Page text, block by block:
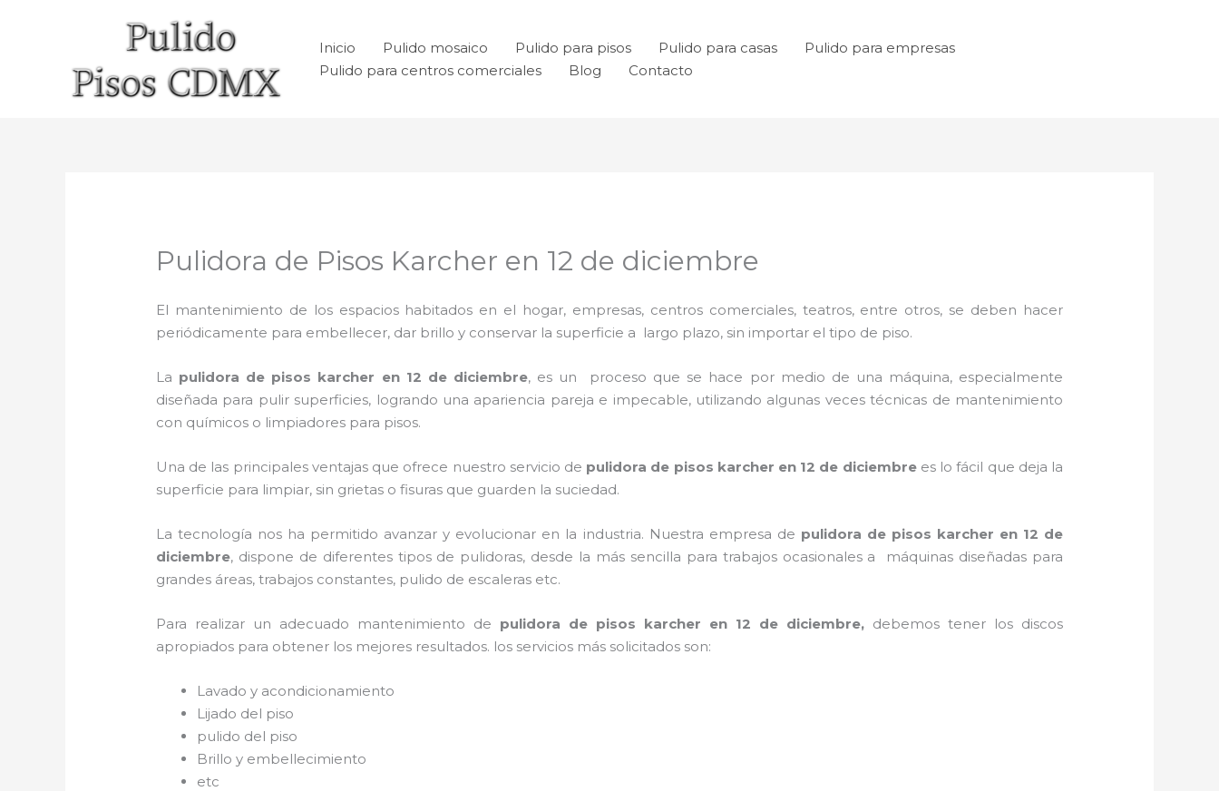
Inicio Pulido mosaico Pulido para pisos Pulido para casas
Pulido para empresas
Pulido para centros comerciales
Blog Contacto
Pulidora de Pisos Karcher en 12 de diciembre
El mantenimiento de los espacios habitados en el hogar, empresas, centros comerciales, teatros, entre otros, se deben hacer
periódicamente para embellecer, dar brillo y conservar la superficie a largo plazo, sin importar el tipo de piso.
La pulidora de pisos karcher en 12 de diciembre, es un proceso que se hace por medio de una máquina, especialmente
diseñada para pulir superficies, logrando una apariencia pareja e impecable, utilizando algunas veces técnicas de mantenimiento
con químicos o limpiadores para pisos.
Una de las principales ventajas que ofrece nuestro servicio de pulidora de pisos karcher en 12 de diciembre es lo fácil que deja la
superficie para limpiar, sin grietas o fisuras que guarden la suciedad.
La tecnología nos ha permitido avanzar y evolucionar en la industria. Nuestra empresa de pulidora de pisos karcher en 12 de
diciembre, dispone de diferentes tipos de pulidoras, desde la más sencilla para trabajos ocasionales a máquinas diseñadas para
grandes áreas, trabajos constantes, pulido de escaleras etc.
Para realizar un adecuado mantenimiento de pulidora de pisos karcher en 12 de diciembre, debemos tener los discos
apropiados para obtener los mejores resultados. los servicios más solicitados son:
Lavado y acondicionamiento
Lijado del piso
pulido del piso
Brillo y embellecimiento
etc